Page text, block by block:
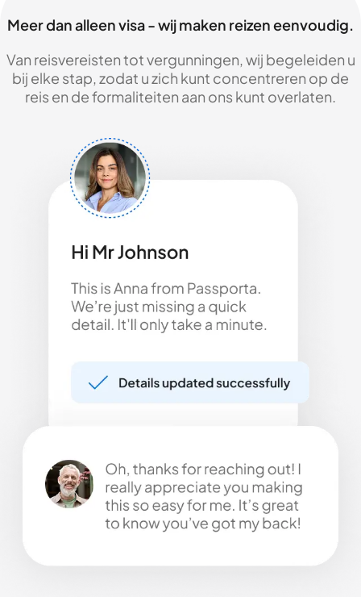
Meer dan alleen visa - wij maken reizen eenvoudig.
Van reisvereisten tot vergunningen, wij begeleiden u
bij elke stap, zodat u zich kunt concentreren op de
reis en de formaliteiten aan ons kunt overlaten.